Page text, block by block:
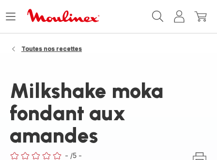
MonMon
Ouvrir
Toutes nos recettes
Milkshake moka
fondant aux
amandes
- /5 -